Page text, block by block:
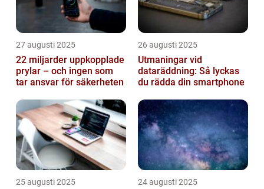
27 augusti 2025
22 miljarder uppkopplade
prylar – och ingen som
tar ansvar för säkerheten
26 augusti 2025
Utmaningar vid
dataräddning: Så lyckas
du rädda din smartphone
25 augusti 2025 24 augusti 2025